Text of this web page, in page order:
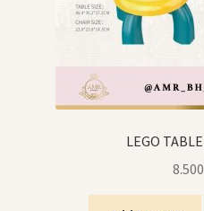
8.500